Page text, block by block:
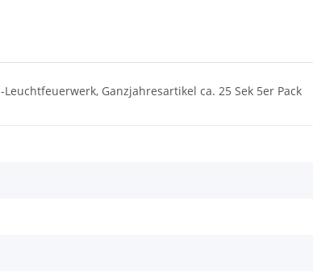
Ganzjahresartikel ca. 25 Sek 5er Pack